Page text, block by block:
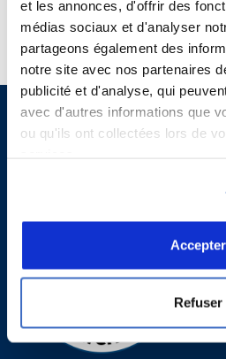
et les annonces, d'offrir des
médias sociaux et d'analyser
partageons également des
notre site avec nos partenaires
publicité et d'analyse, qui
avec d'autres informations que
ou qu'ils ont collectées lors de
Accepter
Refuser